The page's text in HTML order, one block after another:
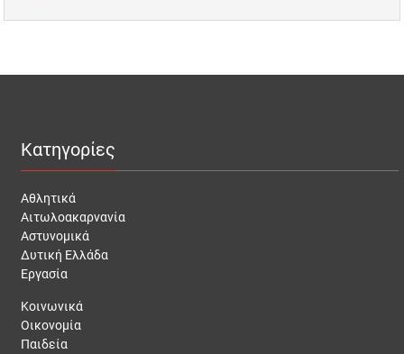
Κατηγορίες
Αθλητικά
Αιτωλοακαρνανία
Αστυνομικά
Δυτική Ελλάδα
Εργασία
Κοινωνικά
Οικονομία
Παιδεία